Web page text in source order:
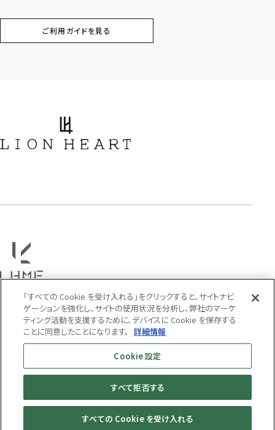
MENSWOMENS
ご利用ガイドを見る
プライバシーポリシー 特定商取引法に基づく表示
© LION HEART ONLINE STORE All Rights Reserved
「すべての Cookie を受け入れる」をクリックすると、サイトナビ
ゲーションを強化し、サイトの使用状況を分析し、弊社のマーケ
ティング活動を支援するために、デバイスに Cookie を保存する
ことに同意したことになります。
詳細情報
Cookie 設定
すべて拒否する
すべての Cookie を受け入れる